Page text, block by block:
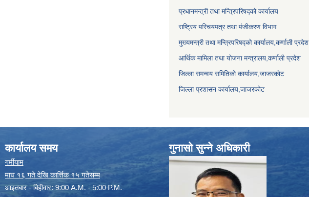
प्रधानमन्त्री तथा मन्त्रिपरिषद्को कार्यालय
राष्ट्रिय परिचयपत्र तथा पंजीकरण विभाग
मुख्यमन्त्री तथा मन्त्रिपरिषद्को कार्यालय,कर्णाली प्रदेश
आर्थिक मामिला तथा योजना मन्त्रालय,कर्णाली प्रदेश
जिल्ला समन्वय समितिको कार्यालय,जाजरकाेट
जिल्ला प्रशासन कार्यालय,जाजरकोट
कार्यालय समय
गर्मीयाम
माघ १६ गते देखि कार्त्तिक १५ गतेसम्म
आइतबार - बिहीवार: 9:00 A.M. - 5:00 P.M.
गुनासो सुन्ने अधिकारी